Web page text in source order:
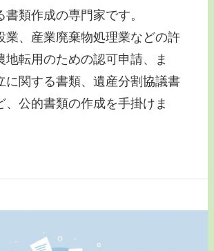
類作成の専門家です。
業、産業廃棄物処理業などの許
地転用のための認可申請、ま
に関する書類、遺産分割協議書
、公的書類の作成を手掛けま